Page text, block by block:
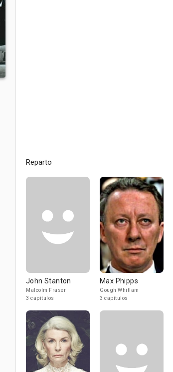
Reparto
John Stanton
Malcolm Fraser
3 capítulos
Max Phipps
Gough Whitlam
3 capítulos